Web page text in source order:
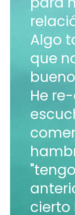
Algo
que
He
cierto